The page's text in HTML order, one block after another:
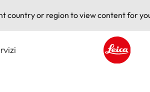
country or region to view content for